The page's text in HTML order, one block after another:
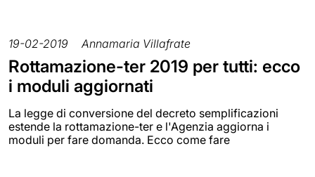
19-02-2019 Annamaria Villafrate
Rottamazione-ter 2019 per tutti: ecco
i moduli aggiornati
La legge di conversione del decreto semplificazioni
estende la rottamazione-ter e l'Agenzia aggiorna i
moduli per fare domanda. Ecco come fare